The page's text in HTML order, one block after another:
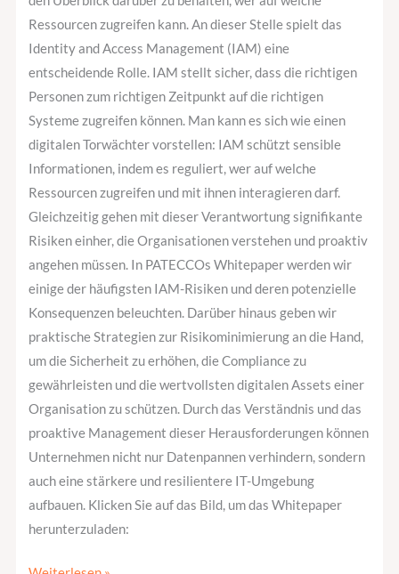
Ressourcen zugreifen kann. An dieser Stelle spielt das
Identity and Access Management (IAM) eine
entscheidende Rolle. IAM stellt sicher, dass die richtigen
Personen zum richtigen Zeitpunkt auf die richtigen
Systeme zugreifen können. Man kann es sich wie einen
digitalen Torwächter vorstellen: IAM schützt sensible
Informationen, indem es reguliert, wer auf welche
Ressourcen zugreifen und mit ihnen interagieren darf.
Gleichzeitig gehen mit dieser Verantwortung signifikante
Risiken einher, die Organisationen verstehen und proaktiv
angehen müssen. In PATECCOs Whitepaper werden wir
einige der häufigsten IAM-Risiken und deren potenzielle
Konsequenzen beleuchten. Darüber hinaus geben wir
praktische Strategien zur Risikominimierung an die Hand,
um die Sicherheit zu erhöhen, die Compliance zu
gewährleisten und die wertvollsten digitalen Assets einer
Organisation zu schützen. Durch das Verständnis und das
proaktive Management dieser Herausforderungen können
Unternehmen nicht nur Datenpannen verhindern, sondern
auch eine stärkere und resilientere IT-Umgebung
aufbauen. Klicken Sie auf das Bild, um das Whitepaper
herunterzuladen:
aus
PATECCOs
neuem
Whitepaper